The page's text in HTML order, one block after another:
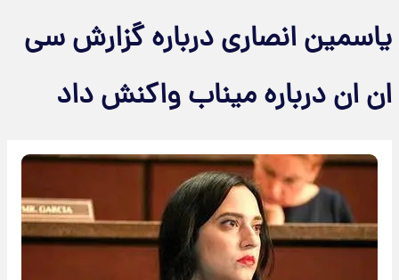
یاسمین انصاری درباره گزارش سی
ان ان درباره میناب واکنش داد